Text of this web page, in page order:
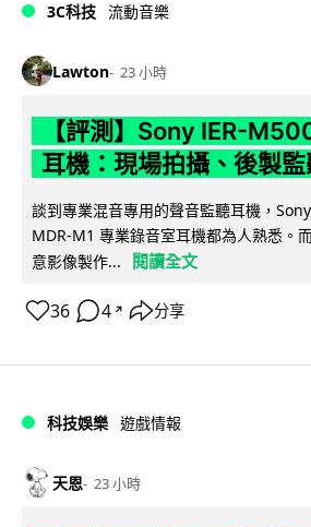
3C科技 流動音樂
Lawton 23 小時
【評測】Sony IER-
耳機：現場拍攝、後製
談到專業混音專用的聲音監聽耳機，
MDR-M1 專業錄音室耳機都為人熟悉。
意影像製作...
閱讀全文
36 4 ↗ 分享
科技娛樂 遊戲情報
天恩 23 小時